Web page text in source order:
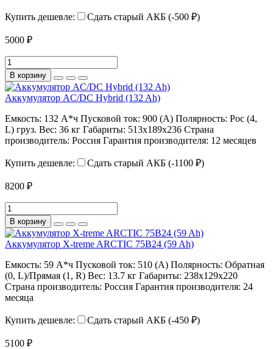
Купить дешевле: Сдать старый АКБ (-500 ₽)
5000 ₽
В корзину
Аккумулятор AC/DC Hybrid (132 Ah)
Емкость: 132 А*ч Пусковой ток: 900 (А) Полярность: Рос (4,
L) груз. Вес: 36 кг Габариты: 513х189х236 Страна
производитель: Россия Гарантия производителя: 12 месяцев
Купить дешевле: Сдать старый АКБ (-1100 ₽)
8200 ₽
В корзину
Аккумулятор X-treme ARCTIC 75B24 (59 Ah)
Емкость: 59 А*ч Пусковой ток: 510 (А) Полярность: Обратная
(0, L)/Прямая (1, R) Вес: 13.7 кг Габариты: 238x129x220
Страна производитель: Россия Гарантия производителя: 24
месяца
Купить дешевле: Сдать старый АКБ (-450 ₽)
5100 ₽